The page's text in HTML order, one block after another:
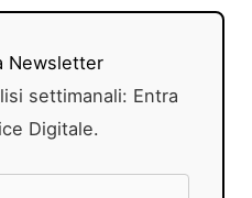
Newsletter
settimanali: Entra
Digitale.